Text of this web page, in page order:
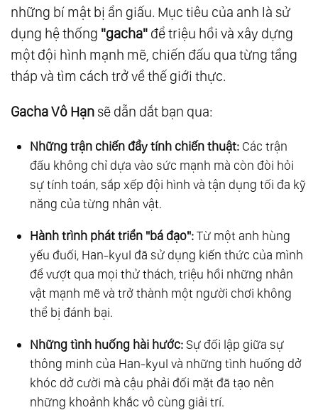
những bí mật bị ẩn giấu. Mục tiêu của anh là sử
dụng hệ thống "gacha" để triệu hồi và xây dựng
một đội hình mạnh mẽ, chiến đấu qua từng tầng
tháp và tìm cách trở về thế giới thực.
Gacha Vô Hạn sẽ dẫn dắt bạn qua:
Những trận chiến đầy tính chiến thuật: Các trận
đấu không chỉ dựa vào sức mạnh mà còn đòi hỏi
sự tính toán, sắp xếp đội hình và tận dụng tối đa kỹ
năng của từng nhân vật.
Hành trình phát triển "bá đạo":Từ một anh hùng
yếu đuối, Han-kyul đã sử dụng kiến thức của mình
để vượt qua mọi thử thách, triệu hồi những nhân
vật mạnh mẽ và trở thành một người chơi không
thể bị đánh bại.
Những tình huống hài hước:Sự đối lập giữa sự
thông minh của Han-kyul và những tình huống dở
khóc dở cười mà cậu phải đối mặt đã tạo nên
những khoảnh khắc vô cùng giải trí.